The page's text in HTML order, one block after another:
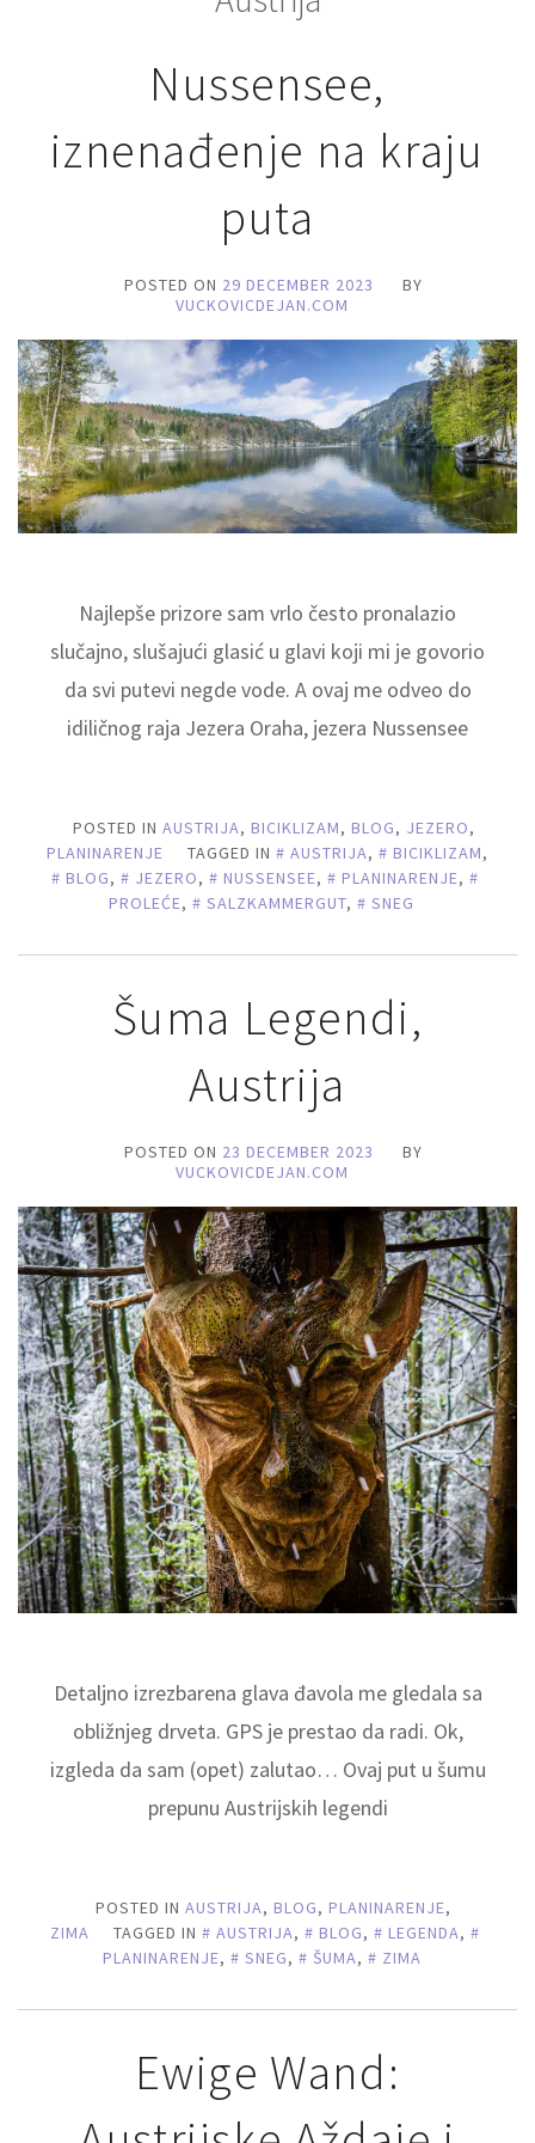
Nussensee,
iznenađenje na kraju
puta
POSTED ON 29 DECEMBER 2023
BY
VUCKOVICDEJAN.COM
Najlepše prizore sam vrlo često pronalazio
slučajno, slušajući glasić u glavi koji mi je govorio
da svi putevi negde vode. A ovaj me odveo do
idiličnog raja Jezera Oraha, jezera Nussensee
POSTED IN AUSTRIJA, BICIKLIZAM, BLOG, JEZERO,
PLANINARENJE
TAGGED IN AUSTRIJA, BICIKLIZAM,
BLOG, JEZERO, NUSSENSEE, PLANINARENJE,
PROLEĆE, SALZKAMMERGUT, SNEG
Šuma Legendi,
Austrija
POSTED ON 23 DECEMBER 2023
BY
VUCKOVICDEJAN.COM
Detaljno izrezbarena glava đavola me gledala sa
obližnjeg drveta. GPS je prestao da radi. Ok,
izgleda da sam (opet) zalutao… Ovaj put u šumu
prepunu Austrijskih legendi
POSTED IN AUSTRIJA, BLOG, PLANINARENJE,
ZIMA
TAGGED IN AUSTRIJA, BLOG, LEGENDA,
PLANINARENJE, SNEG, ŠUMA, ZIMA
Ewige Wand: